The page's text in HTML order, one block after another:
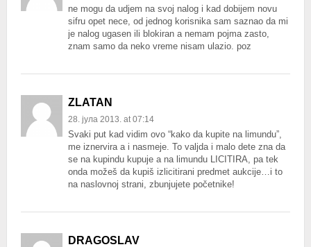
ne mogu da udjem na svoj nalog i kad dobijem novu
sifru opet nece, od jednog korisnika sam saznao da mi
je nalog ugasen ili blokiran a nemam pojma zasto,
znam samo da neko vreme nisam ulazio. poz
ZLATAN
28. јула 2013. at 07:14
Svaki put kad vidim ovo “kako da kupite na limundu”,
me iznervira a i nasmeje. To valjda i malo dete zna da
se na kupindu kupuje a na limundu LICITIRA, pa tek
onda možeš da kupiš izlicitirani predmet aukcije…i to
na naslovnoj strani, zbunjujete početnike!
DRAGOSLAV